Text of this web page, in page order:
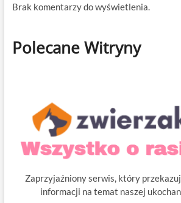
Brak komentarzy do wyświetlenia.
Polecane Witryny
Zaprzyjaźniony serwis, który
informacji na temat naszej